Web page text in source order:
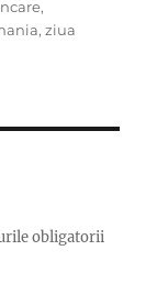
,
,ziua
obligatorii